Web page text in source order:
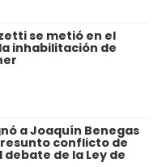
se metió en el
inhabilitación de
a Joaquín Benegas
conflicto de
de la Ley de